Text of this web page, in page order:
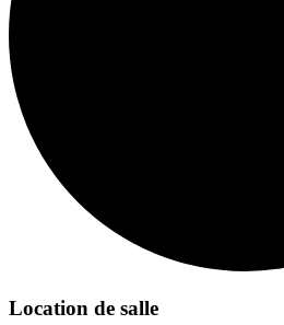
Location de salle